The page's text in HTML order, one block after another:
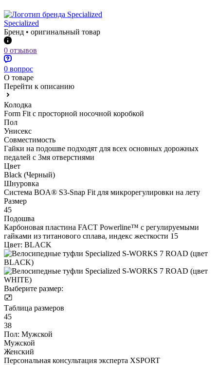
Specialized
Бренд • оригинальный товар
0 отзывов
0 вопрос
О товаре
Перейти к описанию
Колодка
Form Fit с просторной носочной коробкой
Пол
Унисекс
Совместимость
Гайки на подошве подходят для всех основных дорожных
педалей с 3мя отверстиями
Цвет
Black (Черный)
Шнуровка
Система BOA® S3-Snap Fit для микрорегулировки на лету
Размер
45
Подошва
Карбоновая пластина FACT Powerline™ с регулируемыми
гайками из титанового сплава, индекс жесткости 15
Цвет: BLACK
Выберите размер:
Таблица размеров
45
38
Пол: Мужской
Мужской
Женский
Персональная консультация эксперта XSPORT